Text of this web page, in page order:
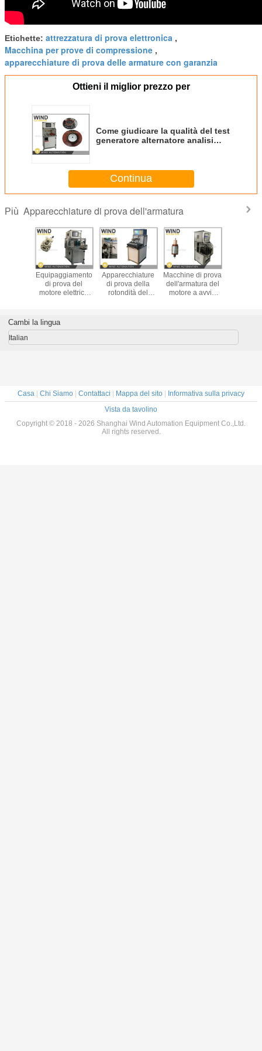
Etichette: attrezzatura di prova elettronica ,
Macchina per prove di compressione ,
apparecchiature di prova delle armature con garanzia
Ottieni il miglior prezzo per
Come giudicare la qualità del test
generatore alternatore analisi
Continua
Più Apparecchiature di prova dell'armatura
02
Equipaggiamento
di prova del
motore elettrico
isteresi Tester di
corrente tensione
Apparecchiature
di prova della
rotondità del
spazzolati
Macchine di prova
dell'armatura del
motore a avvio
Cambi la lingua
Italian
Casa | Chi Siamo | Contattaci | Mappa del sito | Informativa sulla privacy
Vista da tavolino
Copyright © 2018 - 2026 Shanghai Wind Automation Equipment Co.,Ltd.
All rights reserved.